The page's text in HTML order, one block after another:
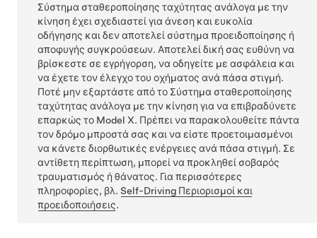
Σύστημα σταθεροποίησης ταχύτητας ανάλογα με την
κίνηση έχει σχεδιαστεί για άνεση και ευκολία
οδήγησης και δεν αποτελεί σύστημα προειδοποίησης ή
αποφυγής συγκρούσεων. Αποτελεί δική σας ευθύνη να
βρίσκεστε σε εγρήγορση, να οδηγείτε με ασφάλεια και
να έχετε τον έλεγχο του οχήματος ανά πάσα στιγμή.
Ποτέ μην εξαρτάστε από το Σύστημα σταθεροποίησης
ταχύτητας ανάλογα με την κίνηση για να επιβραδύνετε
επαρκώς το Model X. Πρέπει να παρακολουθείτε πάντα
τον δρόμο μπροστά σας και να είστε προετοιμασμένοι
να κάνετε διορθωτικές ενέργειες ανά πάσα στιγμή. Σε
αντίθετη περίπτωση, μπορεί να προκληθεί σοβαρός
τραυματισμός ή θάνατος. Για περισσότερες
πληροφορίες, βλ.Self-Driving Περιορισμοί και
προειδοποιήσεις.